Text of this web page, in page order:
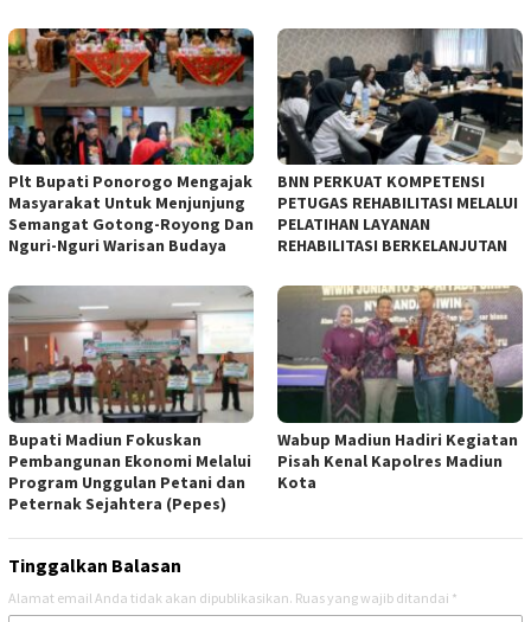
Plt Bupati Ponorogo Mengajak
Masyarakat Untuk Menjunjung
Semangat Gotong-Royong Dan
Nguri-Nguri Warisan Budaya
BNN PERKUAT KOMPETENSI
PETUGAS REHABILITASI MELALUI
PELATIHAN LAYANAN
REHABILITASI BERKELANJUTAN
Bupati Madiun Fokuskan
Pembangunan Ekonomi Melalui
Program Unggulan Petani dan
Peternak Sejahtera (Pepes)
Wabup Madiun Hadiri Kegiatan
Pisah Kenal Kapolres Madiun
Kota
Tinggalkan Balasan
Alamat email Anda tidak akan dipublikasikan. Ruas yang wajib ditandai *